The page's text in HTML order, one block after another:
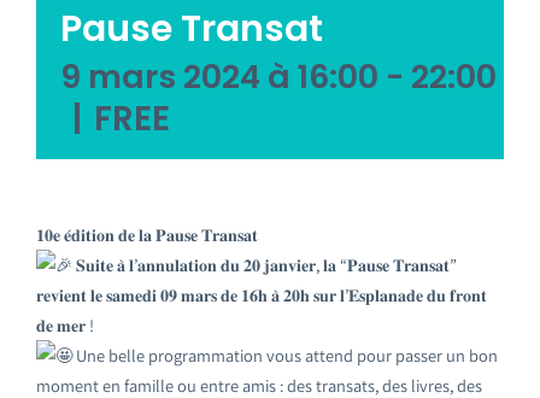
Pause Transat
9 mars 2024 à 16:00 - 22:00
| FREE
𝟏𝟎𝐞 𝐞́𝐝𝐢𝐭𝐢𝐨𝐧 𝐝𝐞 𝐥𝐚 𝐏𝐚𝐮𝐬𝐞 𝐓𝐫𝐚𝐧𝐬𝐚𝐭
𝐒𝐮𝐢𝐭𝐞 𝐚̀ 𝐥’𝐚𝐧𝐧𝐮𝐥𝐚𝐭𝐢𝐨𝐧 𝐝𝐮 𝟐𝟎 𝐣𝐚𝐧𝐯𝐢𝐞𝐫, 𝐥𝐚 “𝐏𝐚𝐮𝐬𝐞 𝐓𝐫𝐚𝐧𝐬𝐚𝐭”
𝐫𝐞𝐯𝐢𝐞𝐧𝐭 𝐥𝐞 𝐬𝐚𝐦𝐞𝐝𝐢 𝟎𝟗 𝐦𝐚𝐫𝐬 𝐝𝐞 𝟏𝟔𝐡 𝐚̀ 𝟐𝟎𝐡 𝐬𝐮𝐫 𝐥’𝐄𝐬𝐩𝐥𝐚𝐧𝐚𝐝𝐞 𝐝𝐮 𝐟𝐫𝐨𝐧𝐭
𝐝𝐞 𝐦𝐞𝐫 !
Une belle programmation vous attend pour passer un bon
moment en famille ou entre amis : des transats, des livres, des